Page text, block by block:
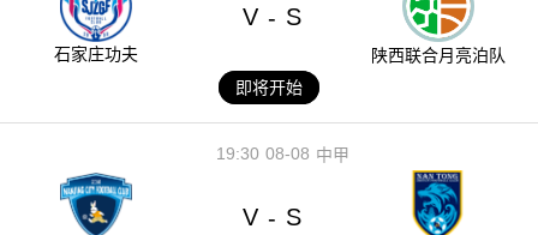
石家庄功夫
V - S
陕西联合月亮泊队
即将开始
08-08
19:30 中甲
V - S